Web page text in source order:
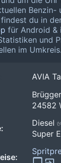
Benzin-
du in
für Android &
und
im Umkreis.
AVIA
24582
Diesel
Super